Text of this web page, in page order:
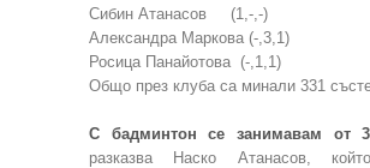
Сибин Атанасов (1,-,-)
Александра Маркова (-,3,1)
Росица Панайотова (-,1,1)
Общо през клуба са минали 331
С бадминтон се занимавам от
разказва Наско Атанасов,